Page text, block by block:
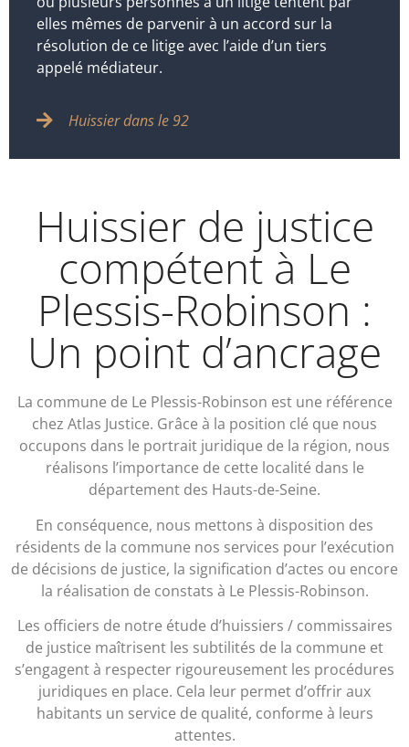
elles mêmes de parvenir à un accord sur la
résolution de ce litige avec l’aide d’un tiers
appelé médiateur.
Huissier dans le 92
Huissier de justice
compétent à Le
Plessis-Robinson :
Un point d’ancrage
La commune de Le Plessis-Robinson est une référence
chez Atlas Justice. Grâce à la position clé que nous
occupons dans le portrait juridique de la région, nous
réalisons l’importance de cette localité dans le
département des Hauts-de-Seine.
En conséquence, nous mettons à disposition des
résidents de la commune nos services pour l’exécution
de décisions de justice, la signification d’actes ou encore
la réalisation de constats à Le Plessis-Robinson.
Les officiers de notre étude d’huissiers / commissaires
de justice maîtrisent les subtilités de la commune et
s’engagent à respecter rigoureusement les procédures
juridiques en place. Cela leur permet d’offrir aux
habitants un service de qualité, conforme à leurs
attentes.